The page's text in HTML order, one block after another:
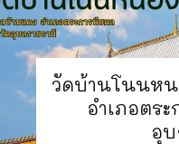
วัดบ้านโนนห
อำเภอตร
อุ